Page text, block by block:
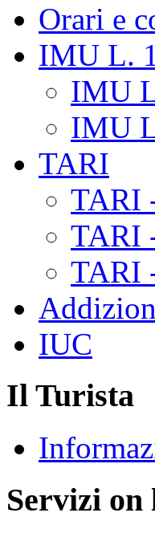
Orari e
IMU L.
IMU
IMU
TARI
TARI
TARI
TARI
IUC
Il Turista
Servizi on